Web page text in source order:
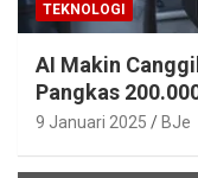
TEKNOLOGI
AI Makin
Pangkas
9 Januari 2025 BJe